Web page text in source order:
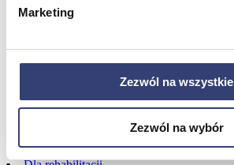
Marketing
Zezwól na wszystkie
Zezwól na wybór
Wynajem
Zobacz wszystko
Robot rehabilitacyjny ROBERT®
Robotyka w rehabilitacji